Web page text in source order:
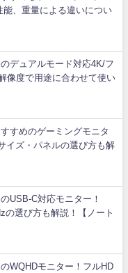
能、重量による違いについ
デュアルモード対応4K/フ
像度で用途に合わせて使い
すめのゲーミングモニタ
イズ・パネルの選び方も解
USB-C対応モニター！
の選び方も解説！【ノート
WQHDモニター！フルHD